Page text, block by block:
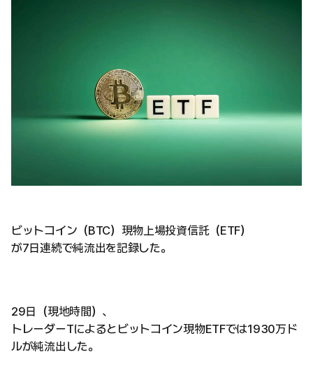
ビットコイン（BTC）現物上場投資信託（ETF）
が7日連続で純流出を記録した。
29日（現地時間）、
トレーダーTによるとビットコイン現物ETFでは1930万ド
ルが純流出した。